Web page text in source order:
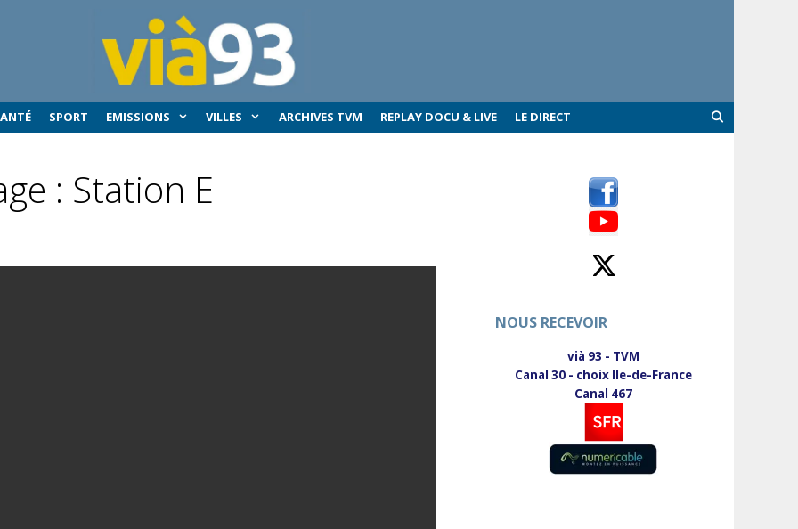
SPORT EMISSIONS VILLES ARCHIVES TVM REPLAY DOCU & LIVE LE DIRECT
: Station E
NOUS RECEVOIR
vià 93 - TVM
Canal 30 - choix Ile-de-France
Canal 467